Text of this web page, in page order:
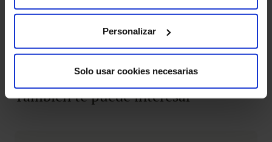
Personalizar
Solo usar cookies necesarias
Correo electrónico:[email protected]
También te puede interesar